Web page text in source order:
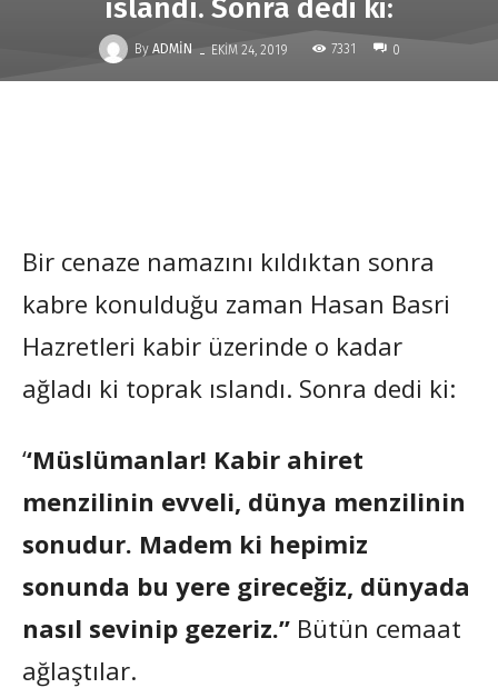
ıslandı. Sonra dedi ki:
By ADMIN - EKIM 24, 2019 7331 0
Bir cenaze namazını kıldıktan sonra
kabre konulduğu zaman Hasan Basri
Hazretleri kabir üzerinde o kadar
ağladı ki toprak ıslandı. Sonra dedi ki:
‘‘Müslümanlar! Kabir ahiret
menzilinin evveli, dünya menzilinin
sonudur. Madem ki hepimiz
sonunda bu yere gireceğiz, dünyada
nasıl sevinip gezeriz.” Bütün cemaat
ağlaştılar.